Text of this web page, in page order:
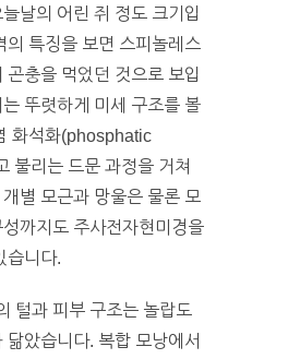
날의 어린 쥐 정도 크기입
의 특징을 보면 스피놀레스
곤충을 먹었던 것으로 보입
뚜렷하게 미세 구조를 볼
화석화(phosphatic
불리는 드문 과정을 거쳐
별 모근과 망울은 물론 모
까지도 주사전자현미경을
습니다.
털과 피부 구조는 놀랍도
닮았습니다. 복합 모낭에서